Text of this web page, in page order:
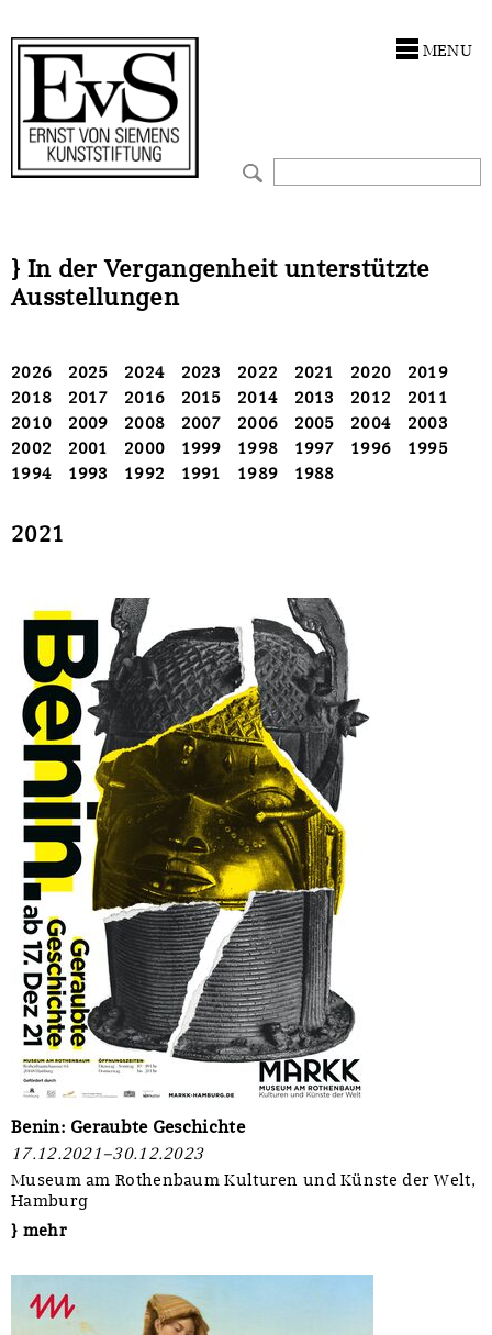
MENU
} In der Vergangenheit unterstützte
Ausstellungen
2026 2025 2024 2023 2022 2021 2020
2019
2018
2017 2016 2015 2014 2013 2012
2011
2010
2009 2008 2007 2006 2005 2004
2003
2002
2001 2000 1999 1998 1997 1996
1995
1994
1993 1992 1991 1989 1988
2021
Benin: Geraubte Geschichte
17.12.2021–30.12.2023
Museum am Rothenbaum Kulturen und Künste der Welt,
Hamburg
} mehr
Förderphilosophie
Gremien
Presse und Neuigkeiten
Kunstwerke
Restaurierungen
Werkverzeichnisse
CORONA-Förderlinie
Zwischenfinanzierung
Sonstiges
Ankauf
Restaurierungen
Werkverzeichnisse
Zwischenfinanzierung